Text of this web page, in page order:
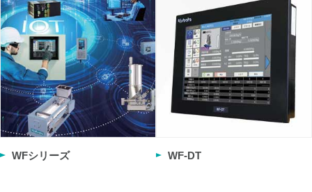
WFシリーズ WF-DT